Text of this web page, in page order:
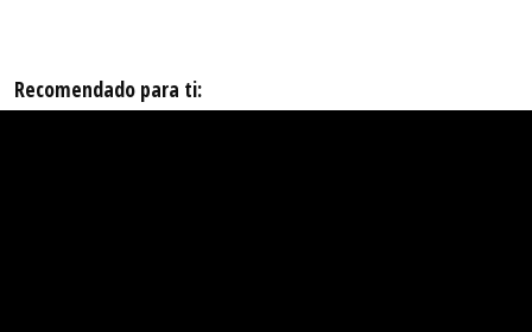
Recomendado para ti: